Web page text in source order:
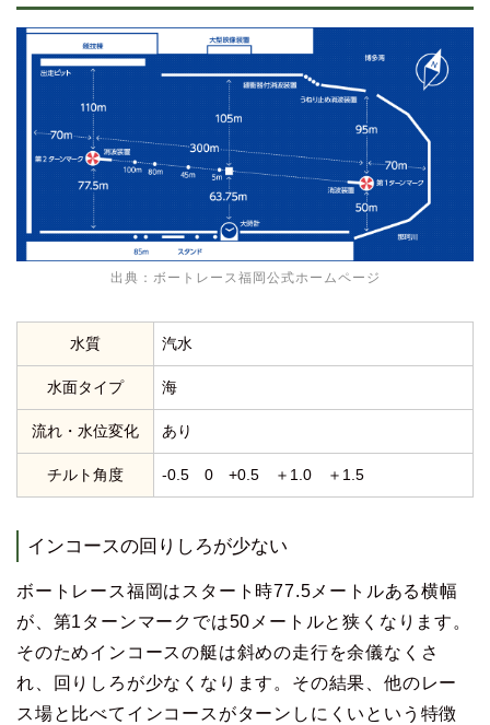
出典： ボートレース福岡公式ホームページ
水質 汽水
水面タイプ 海
流れ・水位変化 あり
チルト角度 -0.5 0 +0.5 ＋1.0 ＋1.5
インコースの回りしろが少ない
ボートレース福岡はスタート時77.5メートルある横幅
が、第1ターンマークでは50メートルと狭くなります。
そのためインコースの艇は斜めの走行を余儀なくさ
れ、回りしろが少なくなります。その結果、他のレー
ス場と比べてインコースがターンしにくいという特徴